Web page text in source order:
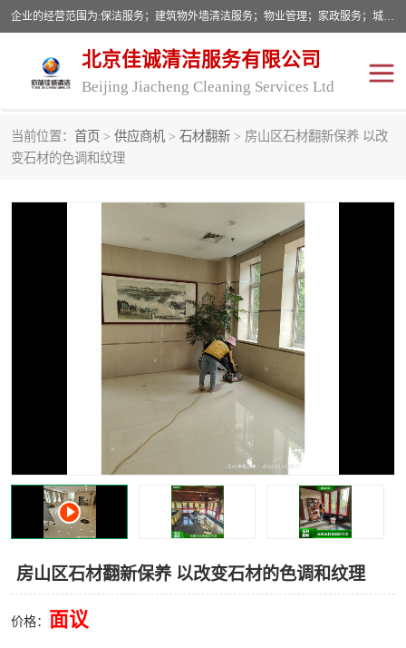
企业的经营范围为:保洁服务；建筑物外墙清洁服务；物业管理；家政服务；城市园林绿化；劳务分包；技术开发、技术转让、技术服务；销售保洁设备、卫生用品、化工产品（不含危险化学品及一类易制毒化学品）、日用品、办公设备、建筑材料、装饰材料；图文设计；清洁服务（不含餐具消毒）；中央空调维修；工程设计；施工总承包；专业承包。
北京佳诚清洁服务有限公司
Beijing Jiacheng Cleaning Services Ltd
当前位置： 首页 > 供应商机 > 石材翻新 > 房山区石材翻新保养 以改
变石材的色调和纹理
房山区石材翻新保养 以改变石材的色调和纹理
价格： 面议
外墙清洗
开荒保洁 保洁服务
建筑物外墙维修